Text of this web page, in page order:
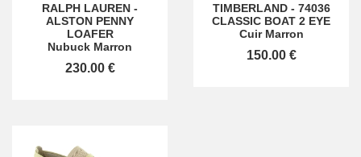
RALPH LAUREN -
ALSTON PENNY
LOAFER
Nubuck Marron
230.00 €
TIMBERLAND- 74036
CLASSIC BOAT 2 EYE
Cuir Marron
150.00 €